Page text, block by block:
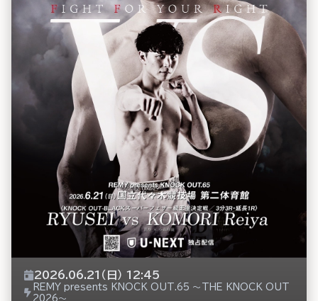
2026.06.21（日） 12:45
REMY presents KNOCK OUT.65 ～THE KNOCK OUT
2026～